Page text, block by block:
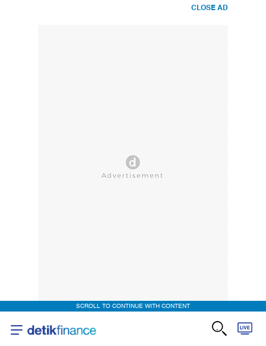
CLOSE AD
SCROLL TO CONTINUE WITH CONTENT